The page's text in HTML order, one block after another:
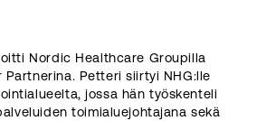
Nordic Healthcare Groupilla
Partnerina. Petteri siirtyi NHG:lle
jossa hän työskenteli
toimialuejohtajana sekä